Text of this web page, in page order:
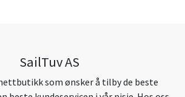
SailTuv AS
som ønsker å tilby de beste